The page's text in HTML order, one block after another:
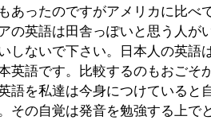
あったのですがアメリカに比べ
の英語は田舎っぽいと思う人が
しないで下さい。日本人の英語
英語です。比較するのもおごそ
語を私達は今身につけていると
その自覚は発音を勉強する上で